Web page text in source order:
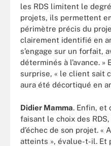
les RDS limitent le
projets, ils permettent
périmètre précis du
clairement identifié en
s’engage sur un forfait,
déterminés à l’avance. »
surprise, « le client sait
aura été décortiqué en
Didier Mamma. Enfin, et
faisant le choix des
d’échec de son projet. «
atteints », évalue-t-il. Et